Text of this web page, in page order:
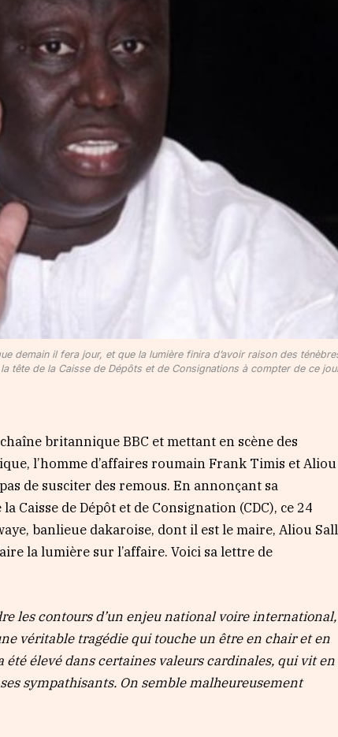
demain il fera jour, et que la lumière finira d’avoir raison des
tête de la Caisse de Dépôts et de Consignations à compter de ce
britannique BBC et mettant en scène des
l’homme d’affaires roumain Frank Timis et Aliou
de susciter des remous. En annonçant sa
Caisse de Dépôt et de Consignation (CDC), ce 24
banlieue dakaroise, dont il est le maire, Aliou Sall
la lumière sur l’affaire. Voici sa lettre de
les contours d’un enjeu national voire international,
véritable tragédie qui touche un être en chair et en
élevé dans certaines valeurs cardinales, qui vit en
sympathisants. On semble malheureusement